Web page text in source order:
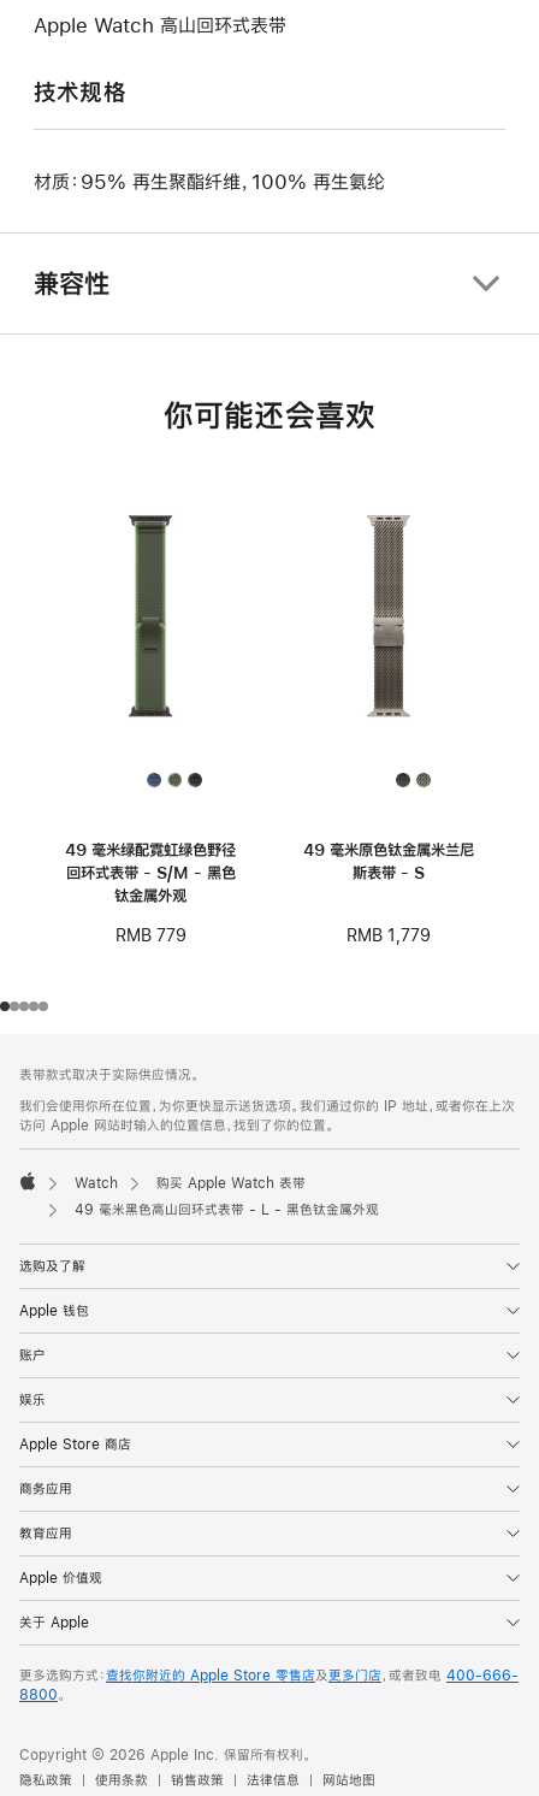
Apple Watch 高山回环式表带
技术规格
材质：95% 再生聚酯纤维，100% 再生氨纶
兼容性
你可能还会喜欢
49 毫米绿配霓虹绿色野径
回环式表带 - S/M - 黑色
钛金属外观
RMB 779
49 毫米原色钛金属米兰尼
斯表带 - S
RMB 1,779
页
页
脚
注
表带款式取决于实际供应情况。
我们会使用你所在位置，为你更快显示送货选项。我们通过你的 IP 地址，或者你在上次
访问 Apple 网站时输入的位置信息，找到了你的位置。
Apple
Watch
购买 Apple Watch 表带
49 毫米黑色高山回环式表带 - L - 黑色钛金属外观
选购及了解
Apple 钱包
账户
娱乐
Apple Store 商店
商务应用
教育应用
Apple 价值观
关于 Apple
更多选购方式：查找你附近的 Apple Store 零售店及更多门店，或者致电 400-666-
8800。
Copyright © 2026 Apple Inc. 保留所有权利。
隐私政策
使用条款 销售政策 法律信息 网站地图